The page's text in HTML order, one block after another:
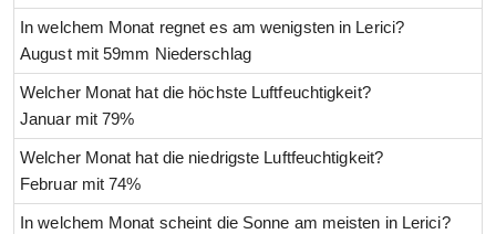
In welchem Monat regnet es am wenigsten in Lerici?
August mit 59mm Niederschlag
Welcher Monat hat die höchste Luftfeuchtigkeit?
Januar mit 79%
Welcher Monat hat die niedrigste Luftfeuchtigkeit?
Februar mit 74%
In welchem Monat scheint die Sonne am meisten in Lerici?